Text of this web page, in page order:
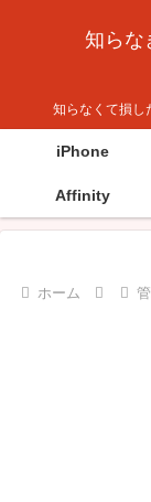
知らな
知らなくて損し
iPhone
Affinity
ホーム